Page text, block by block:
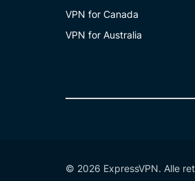
VPN for Canada
VPN for Australia
© 2026 ExpressVPN. Alle